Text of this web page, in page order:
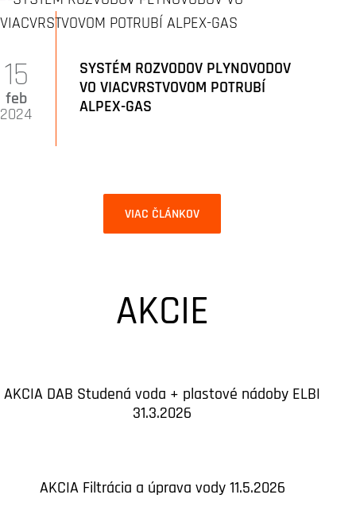
SYSTÉM ROZVODOV PLYNOVODOV
VO VIACVRSTVOVOM POTRUBÍ
ALPEX-GAS
15
feb
2024
VIAC ČLÁNKOV
AKCIE
AKCIA DAB Studená voda + plastové nádoby ELBI
31.3.2026
AKCIA Filtrácia a úprava vody 11.5.2026